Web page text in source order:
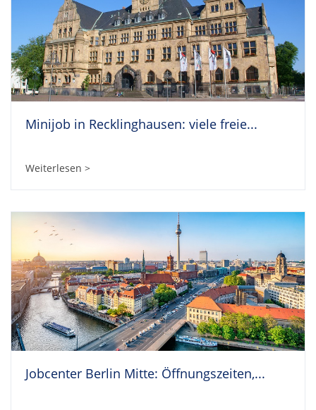
Minijob in Recklinghausen: viele freie...
Weiterlesen >
Jobcenter Berlin Mitte: Öffnungszeiten,...